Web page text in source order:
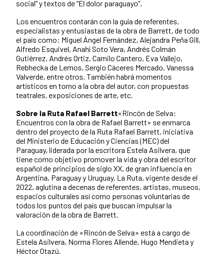
social” y textos de “El dolor paraguayo”.
Los encuentros contarán con la guía de referentes,
especialistas y entusiastas de la obra de Barrett, de todo
el país como: Miguel Ángel Fernández, Alejandra Peña Gill,
Alfredo Esquivel, Anahí Soto Vera, Andrés Colmán
Gutiérrez, Andrés Ortiz, Camilo Cantero, Eva Vallejo,
Rebhecka de Lemos, Sergio Cáceres Mercado, Vanessa
Valverde, entre otros. También habrá momentos
artísticos en torno a la obra del autor, con propuestas
teatrales, exposiciones de arte, etc.
Sobre la Ruta Rafael Barrett«Rincón de Selva:
Encuentros con la obra de Rafael Barrett» se enmarca
dentro del proyecto de la Ruta Rafael Barrett, iniciativa
del Ministerio de Educación y Ciencias (MEC) del
Paraguay, liderada por la escritora Estela Asilvera, que
tiene como objetivo promover la vida y obra del escritor
español de principios de siglo XX, de gran influencia en
Argentina, Paraguay y Uruguay. La Ruta, vigente desde el
2022, aglutina a decenas de referentes, artistas, museos,
espacios culturales así como personas voluntarias de
todos los puntos del país que buscan impulsar la
valoración de la obra de Barrett.
La coordinación de «Rincón de Selva» está a cargo de
Estela Asilvera, Norma Flores Allende, Hugo Mendieta y
Héctor Otazú.